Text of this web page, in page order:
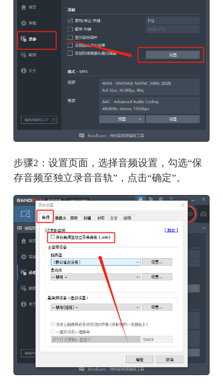
步骤2：设置页面，选择音频设置，勾选“保
存音频至独立录音音轨”，点击“确定”。